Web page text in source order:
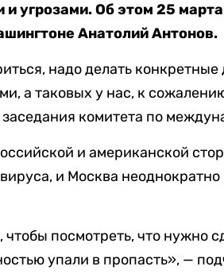
угрозами. Об этом 25 марта
Анатолий Антонов.
надо делать
а таковых у нас, к
заседания комитета по
и американской
и Москва
посмотреть, что нужно
упали в пропасть», —